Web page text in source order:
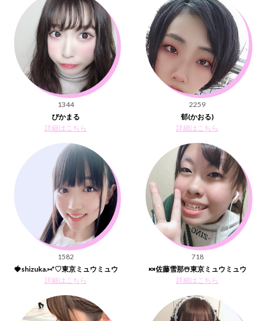
1344
ぴかまる
詳細はこちら
2259
郁(かおる)
詳細はこちら
1582
🍓shizuka.⑅*♡東京ミュウミュウ
詳細はこちら
718
🍬佐藤雪那☃️東京ミュウミュウ
詳細はこちら